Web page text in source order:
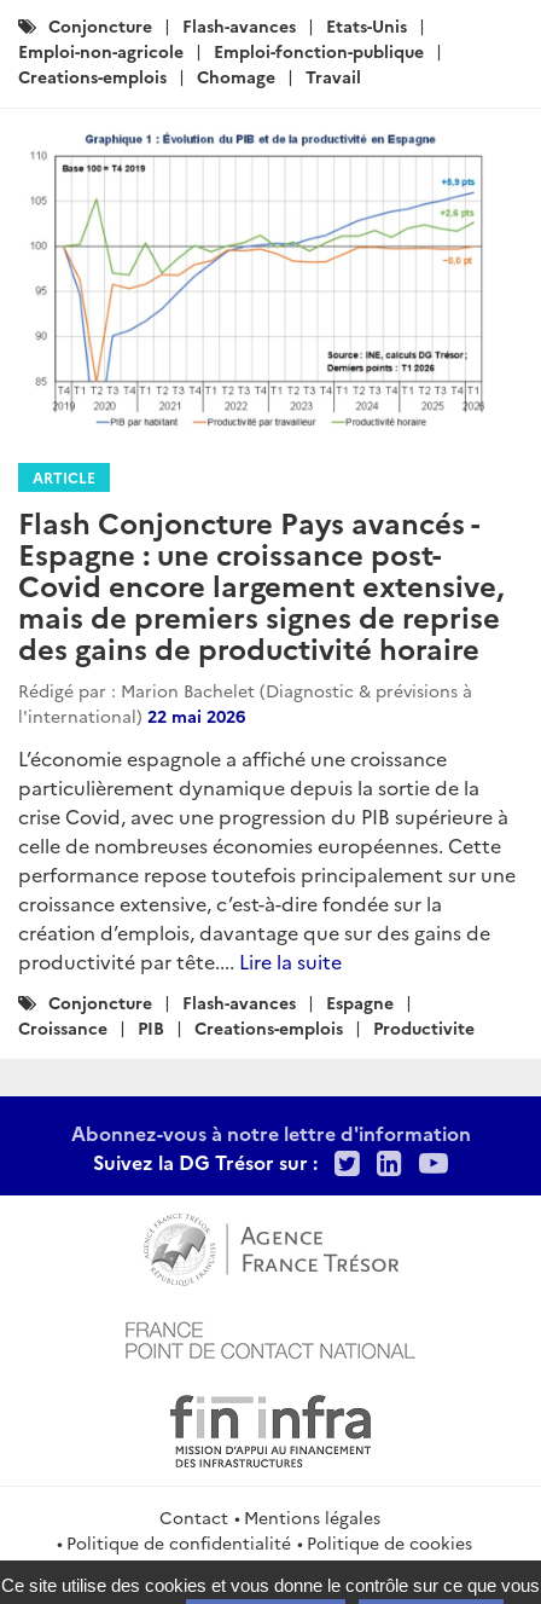
Catégories
:
Conjoncture Flash-avances
Etats-Unis
Emploi-non-agricole
Emploi-fonction-publique
Creations-emplois
Chomage Travail
ARTICLE
Flash Conjoncture Pays avancés -
Espagne : une croissance post-
Covid encore largement extensive,
mais de premiers signes de reprise
des gains de productivité horaire
Rédigé par : Marion Bachelet (Diagnostic & prévisions à
l'international) 22 mai 2026
L’économie espagnole a affiché une croissance
particulièrement dynamique depuis la sortie de la
crise Covid, avec une progression du PIB supérieure à
celle de nombreuses économies européennes. Cette
performance repose toutefois principalement sur une
croissance extensive, c’est-à-dire fondée sur la
création d’emplois, davantage que sur des gains de
productivité par tête.... Lire la suite
Catégories
:
Conjoncture Flash-avances
Espagne
Croissance
PIB Creations-emplois Productivite
Abonnez-vous à notre lettre d'information
Suivez la DG Trésor sur :
TwitterLinkedIn
Contact
Mentions légales
Politique de confidentialité
Politique de cookies
Gestion des cookies
Flux RSS
Ce site utilise des cookies et vous donne le contrôle sur ce que vous